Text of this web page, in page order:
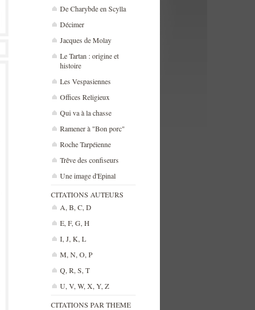
De Charybde en Scylla
Décimer
Jacques de Molay
Le Tartan : origine et
histoire
Les Vespasiennes
Offices Religieux
Qui va à la chasse
Ramener à "Bon porc"
Roche Tarpéienne
Trêve des confiseurs
Une image d'Epinal
CITATIONS AUTEURS
A, B, C, D
E, F, G, H
I, J, K, L
M, N, O, P
Q, R, S, T
U, V, W, X, Y, Z
CITATIONS PAR THEME